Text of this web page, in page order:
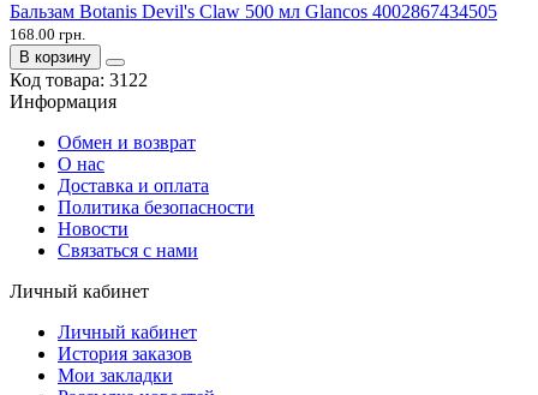
Бальзам Botanis Devil's Claw 500 мл Glancos 4002867434505
168.00 грн.
В корзину
Код товара: 3122
Информация
Обмен и возврат
О нас
Доставка и оплата
Политика безопасности
Новости
Связаться с нами
Личный кабинет
Личный кабинет
История заказов
Мои закладки